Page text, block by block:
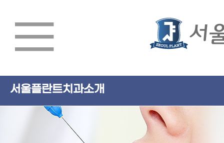
서울플란트치과소개
서울플란트치과소개